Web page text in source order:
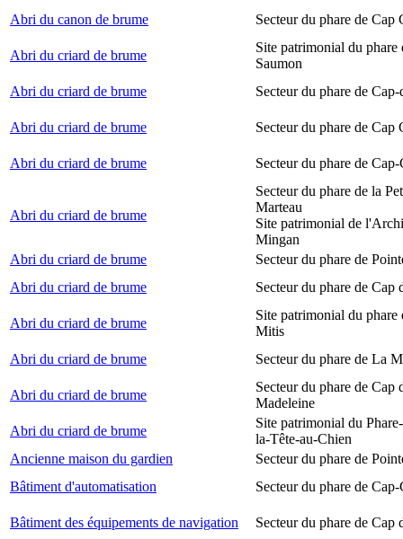
Abri du canon de brume
Secteur du phare de Cap
Abri du criard de brume
Site patrimonial du phare
Saumon
Abri du criard de brume
Secteur du phare de Cap-
Abri du criard de brume Secteur du phare de Cap
Abri du criard de brume Secteur du phare de Cap-
Abri du criard de brume
Secteur du phare de la
Marteau
Site patrimonial de
Mingan
Abri du criard de brume
Secteur du phare de
Abri du criard de brume
Secteur du phare de Cap
Abri du criard de brume
Site patrimonial du phare
Mitis
Abri du criard de brume
Secteur du phare de La
Abri du criard de brume
Secteur du phare de Cap
Madeleine
Abri du criard de brume
Site patrimonial du
la-Tête-au-Chien
Ancienne maison du gardien
Secteur du phare de
Bâtiment d'automatisation
Secteur du phare de Cap-
Bâtiment des équipements de navigation Secteur du phare de Cap